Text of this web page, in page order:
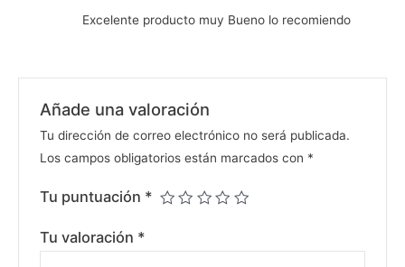
con5de 5
Excelente producto muy Bueno lo recomiendo
Añade una valoración
Tu dirección de correo electrónico no será publicada.
Los campos obligatorios están marcados con *
Tu puntuación *
Tu valoración *